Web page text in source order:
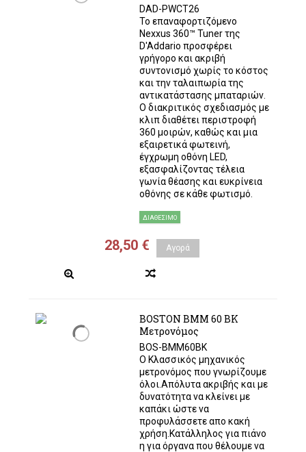
DAD-PWCT26
Το επαναφορτιζόμενο
Nexxus 360™ Tuner της
D'Addario προσφέρει
γρήγορο και ακριβή
συντονισμό χωρίς το κόστος
και την ταλαιπωρία της
αντικατάστασης μπαταριών.
Ο διακριτικός σχεδιασμός με
κλιπ διαθέτει περιστροφή
360 μοιρών, καθώς και μια
εξαιρετικά φωτεινή,
έγχρωμη οθόνη LED,
εξασφαλίζοντας τέλεια
γωνία θέασης και ευκρίνεια
οθόνης σε κάθε φωτισμό.
ΔΙΑΘΈΣΙΜΟ
28,50 € Αγορά
BOSTON BMM 60 BK
Μετρονόμος
BOS-BMM60BK
O Κλασσικός μηχανικός
μετρονόμος που γνωρίζουμε
όλοι.Απόλυτα ακριβής και με
δυνατότητα να κλείνει με
καπάκι ώστε να
προφυλάσσετε απο κακή
χρήση.Κατάλληλος για πιάνο
η για όργανα που θέλουμε να